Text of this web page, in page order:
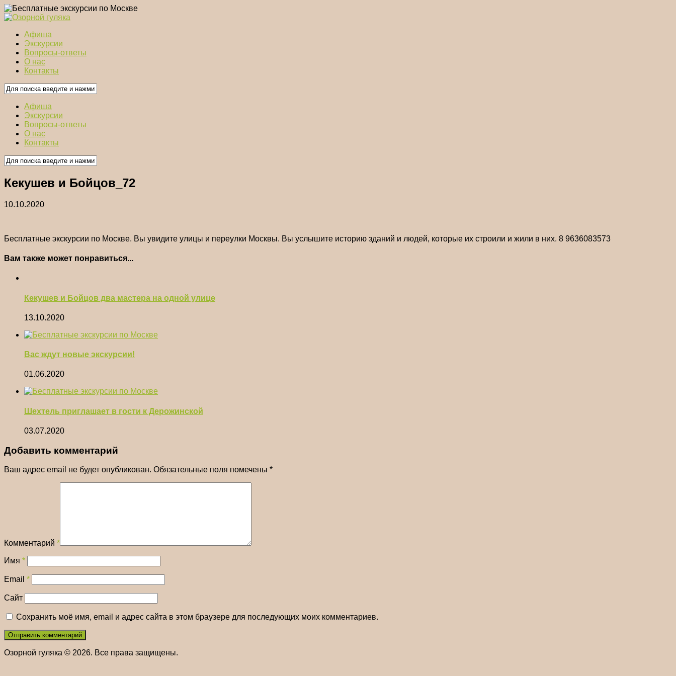
Афиша
Экскурсии
Вопросы-ответы
О нас
Контакты
Афиша
Экскурсии
Вопросы-ответы
О нас
Контакты
Кекушев и Бойцов_72
10.10.2020
Бесплатные экскурсии по Москве. Вы увидите улицы и переулки Москвы. Вы услышите историю зданий и людей, которые их строили и жили в них. 8 9636083573
Вам также может понравиться...
Кекушев и Бойцов два мастера на одной улице
13.10.2020
Вас ждут новые экскурсии!
01.06.2020
Шехтель приглашает в гости к Дерожинской
03.07.2020
Добавить комментарий
Ваш адрес email не будет опубликован. Обязательные поля помечены *
Комментарий *
Имя *
Email *
Сайт
Сохранить моё имя, email и адрес сайта в этом браузере для последующих моих комментариев.
Озорной гуляка © 2026. Все права защищены.